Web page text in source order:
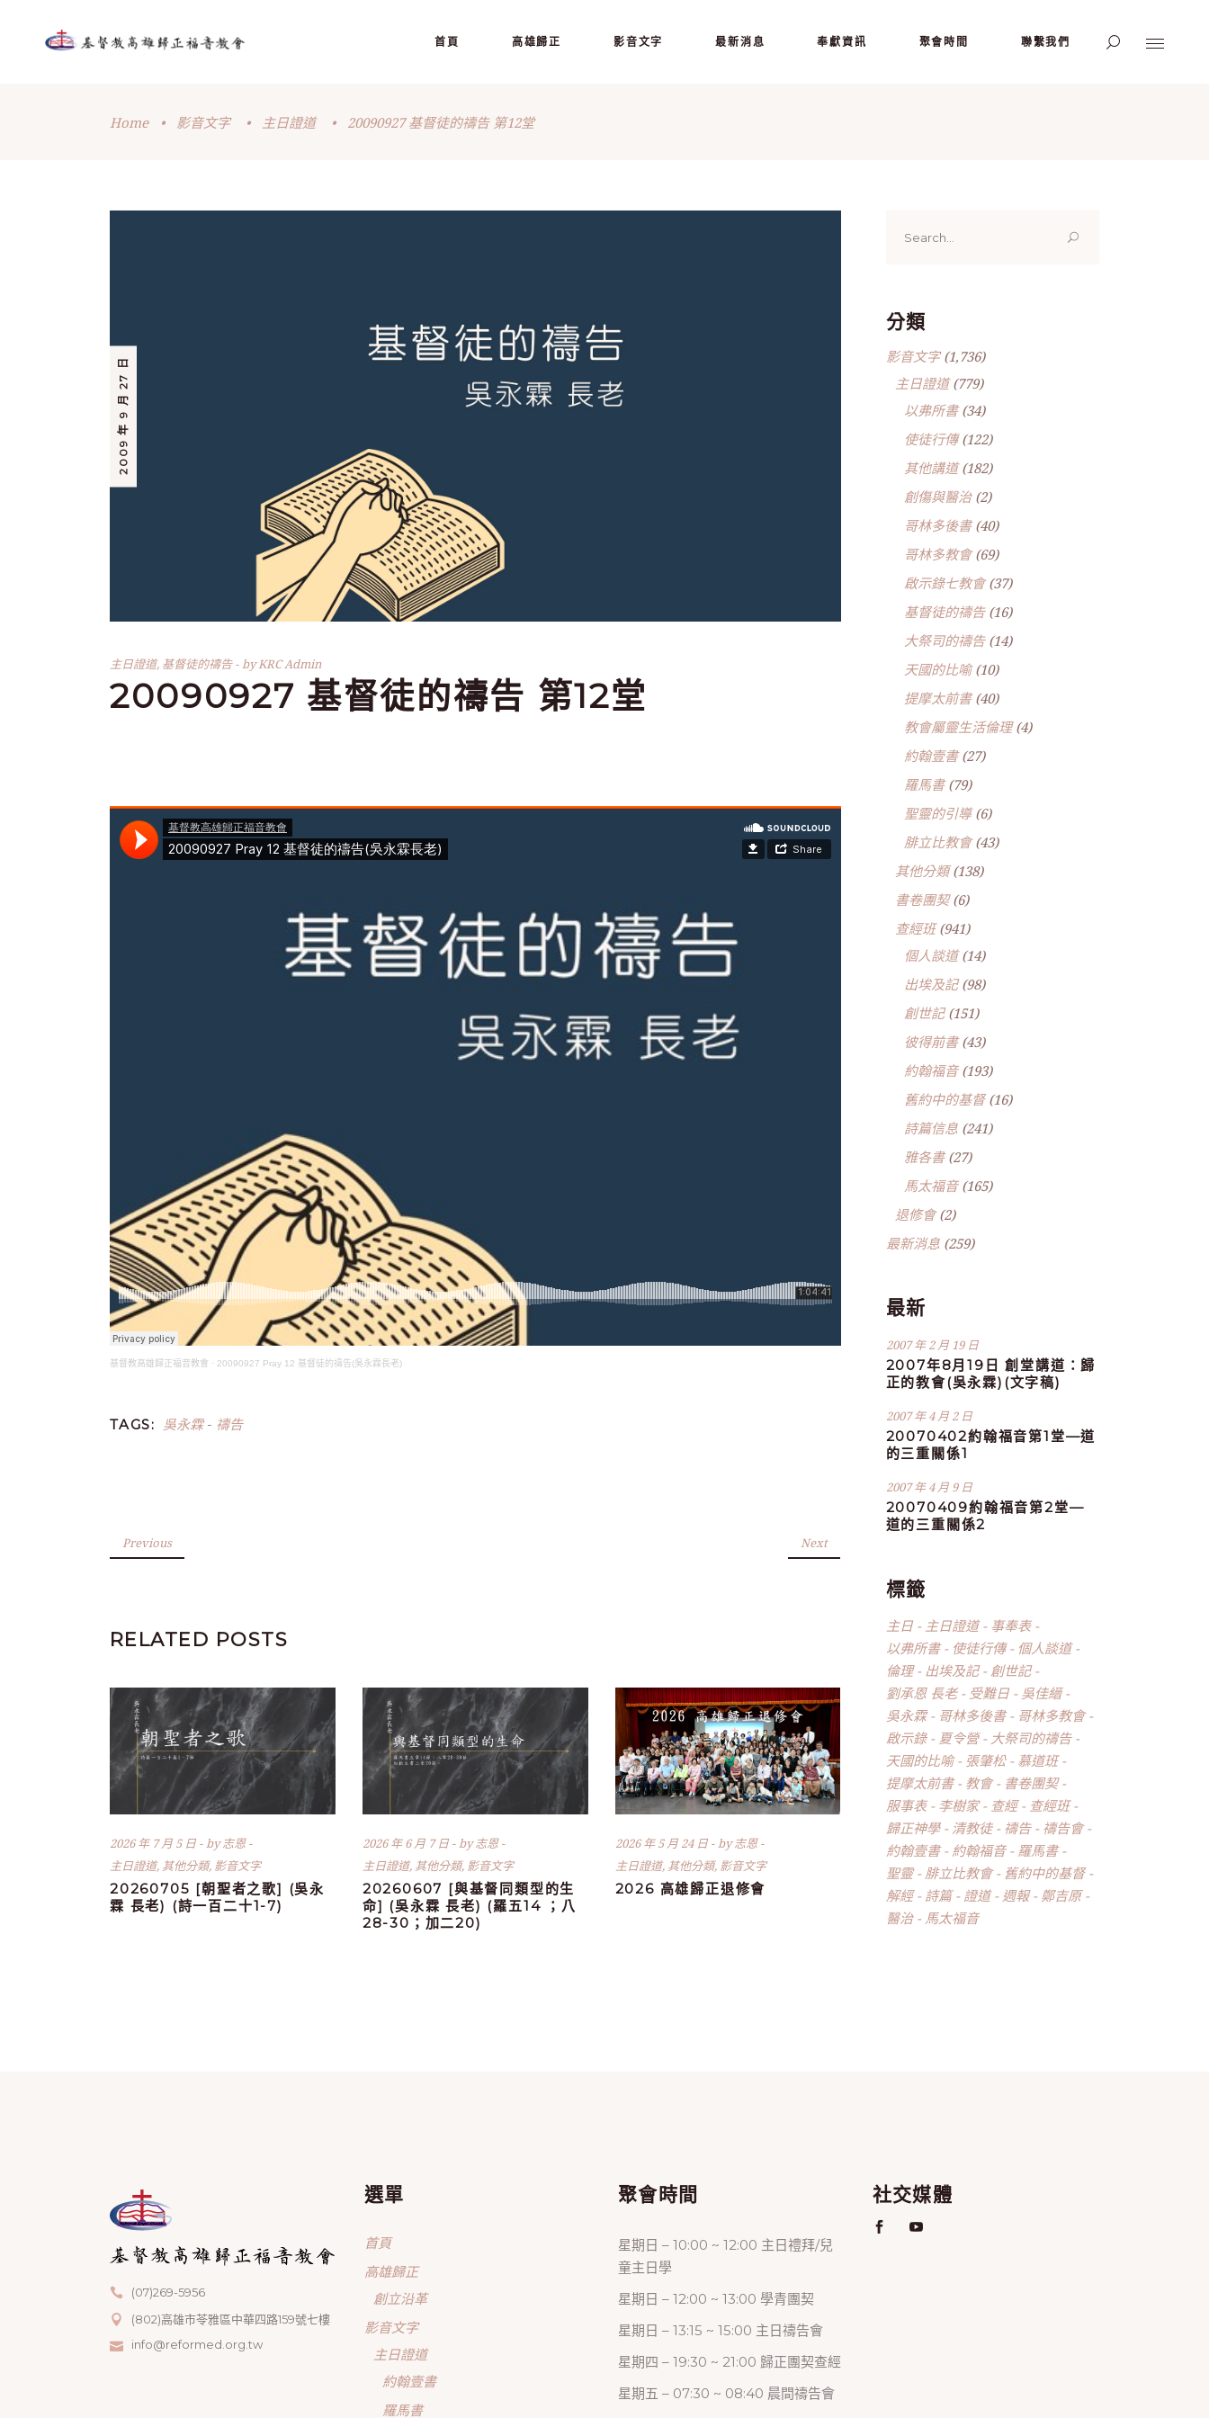
首頁 高雄歸正 影音文字 最新消息 奉獻資訊 聚會時間 聯繫我們
Home • 影音文字 • 主日證道 • 20090927 基督徒的禱告 第12堂
2009 年 9 月 27 日
主日證道, 基督徒的禱告 byKRC Admin
20090927 基督徒的禱告 第12堂
基督教高雄歸正福音教會 · 20090927 Pray 12 基督徒的禱告(吳永霖長老)
TAGS: 吳永霖- 禱告
Previous Next
RELATED POSTS
2026 年 7 月 5 日 by志恩
主日證道, 其他分類, 影音文字
20260705 [朝聖者之歌] (吳永
霖 長老) (詩一百二十1-7)
2026 年 6 月 7 日 by志恩
主日證道, 其他分類, 影音文字
20260607 [與基督同類型的生
命] (吳永霖 長老) (羅五14 ；八
28-30；加二20)
2026 年 5 月 24 日 by志恩
主日證道, 其他分類, 影音文字
2026 高雄歸正退修會
for:
分類
影音文字(1,736)
主日證道(779)
以弗所書(34)
使徒行傳(122)
其他講道(182)
創傷與醫治(2)
哥林多後書(40)
哥林多教會(69)
啟示錄七教會(37)
基督徒的禱告(16)
大祭司的禱告(14)
天國的比喻(10)
提摩太前書(40)
教會屬靈生活倫理(4)
約翰壹書(27)
羅馬書(79)
聖靈的引導(6)
腓立比教會(43)
其他分類(138)
書卷團契(6)
查經班(941)
個人談道(14)
出埃及記(98)
創世記(151)
彼得前書(43)
約翰福音(193)
舊約中的基督(16)
詩篇信息(241)
雅各書(27)
馬太福音(165)
退修會(2)
最新消息(259)
最新
2007 年 2 月 19 日
2007年8月19日 創堂講道：歸
正的教會(吳永霖)(文字稿)
2007 年 4 月 2 日
20070402約翰福音第1堂—道
的三重關係1
2007 年 4 月 9 日
20070409約翰福音第2堂—
道的三重關係2
標籤
主日 主日證道
事奉表
以弗所書
使徒行傳
個人談道
倫理
出埃及記
創世記
劉承恩 長老
受難日
吳佳縉
吳永霖
哥林多後書
哥林多教會
啟示錄
夏令營
大祭司的禱告
天國的比喻
張肇松
慕道班
提摩太前書
教會
書卷團契
服事表
李樹家 查經
查經班
歸正神學
清教徒 禱告
禱告會
約翰壹書
約翰福音
羅馬書
聖靈
腓立比教會
舊約中的基督
解經
詩篇 證道 週報
鄭吉原
醫治
馬太福音
(07)269-5956
(802)高雄市苓雅區中華四路159號七樓
info@reformed.org.tw
選單
首頁
高雄歸正
創立沿革
影音文字
主日證道
約翰壹書
羅馬書
聚會時間
星期日 – 10:00 ~ 12:00 主日禮拜/兒
童主日學
星期日 – 12:00 ~ 13:00 學青團契
星期日 – 13:15 ~ 15:00 主日禱告會
星期四 – 19:30 ~ 21:00 歸正團契查經
星期五 – 07:30 ~ 08:40 晨間禱告會
社交媒體